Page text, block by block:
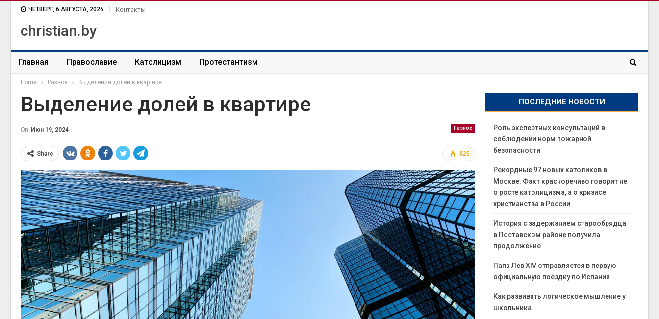
ЧЕТВЕРГ, 6 АВГУСТА, 2026 Контакты
christian.by
Главная Православие Католицизм Протестантизм
Home Разное Выделение долей в квартире
Выделение долей в квартире
Разное
On Июн 19, 2024
825
Share
ПОСЛЕДНИЕ НОВОСТИ
Роль экспертных консультаций в
соблюдении норм пожарной
безопасности
Рекордные 97 новых католиков в
Москве. Факт красноречиво говорит не
о росте католицизма, а о кризисе
христианства в России
История с задержанием старообрядца
в Поставском районе получила
продолжение
Папа Лев XIV отправляется в первую
официальную поездку по Испании
Как развивать логическое мышление у
школьника